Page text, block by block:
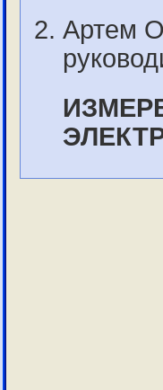
Артем